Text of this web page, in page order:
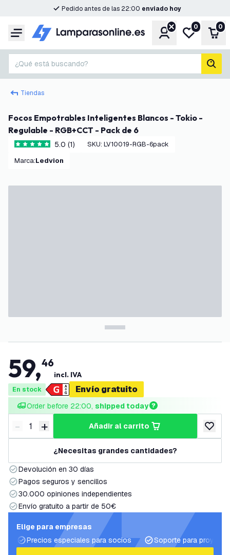
Pedido antes de las 22:00 enviado hoy
Menú CuentaMi lista de
0 0
¿Qué está buscando?
Tiendas
Focos Empotrables Inteligentes Blancos - Tokio -
Regulable - RGB+CCT - Pack de 6
5 estrellas de puntuación
5.0 (1) SKU: LV10019-RGB-6pack
Marca: Ledvion
59,46
incl. IVA
En stock Envío gratuito
Order before 22:00, shipped today
Disminuir cantidad
- Aumentar cantidad
+ añadir al carrito
añadir
¿Necesitas grandes cantidades?
Devolución en 30 días
Pagos seguros y sencillos
30.000 opiniones independientes
Envío gratuito a partir de 50€
Elige para empresas
Precios especiales para socios
Soporte para